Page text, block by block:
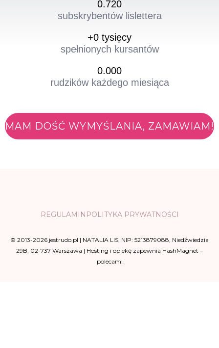
subskrybentów lislettera
0.720
spełnionych kursantów
+0 tysięcy
rudzików każdego miesiąca
0.000
MAM DOŚĆ WYMYŚLANIA, ZAMAWIAM!
REGULAMIN POLITYKA PRYWATNOŚCI
© 2013-2026 jestrudo.pl | NATALIA LIS, NIP: 5213879088, Niedźwiedzia
29B, 02-737 Warszawa | Hosting i opiekę zapewnia HashMagnet –
polecam!